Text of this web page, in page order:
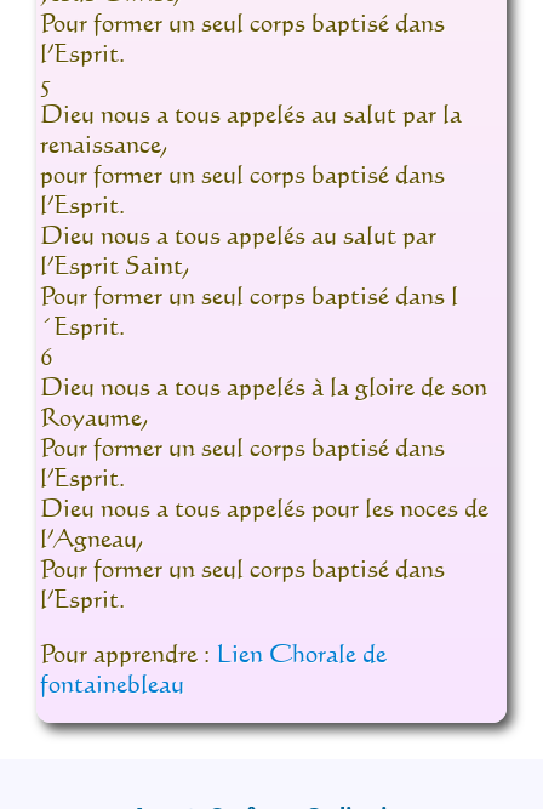
Pour former un seul corps baptisé dans
l’Esprit.
5
Dieu nous a tous appelés au salut par la
renaissance,
pour former un seul corps baptisé dans
l’Esprit.
Dieu nous a tous appelés au salut par
l’Esprit Saint,
Pour former un seul corps baptisé dans l
´Esprit.
6
Dieu nous a tous appelés à la gloire de son
Royaume,
Pour former un seul corps baptisé dans
l’Esprit.
Dieu nous a tous appelés pour les noces de
l’Agneau,
Pour former un seul corps baptisé dans
l’Esprit.
Pour apprendre : Lien Chorale de
fontainebleau